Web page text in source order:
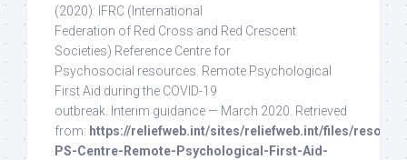
(2020): IFRC (International
Federation of Red Cross and Red Crescent
Societies) Reference Centre for
Psychosocial resources. Remote Psychological
First Aid during the COVID-19
outbreak. Interim guidance — March 2020. Retrieved
from: https://reliefweb.int/sites/reliefweb.int/files/
PS-Centre-Remote-Psychological-First-Aid-